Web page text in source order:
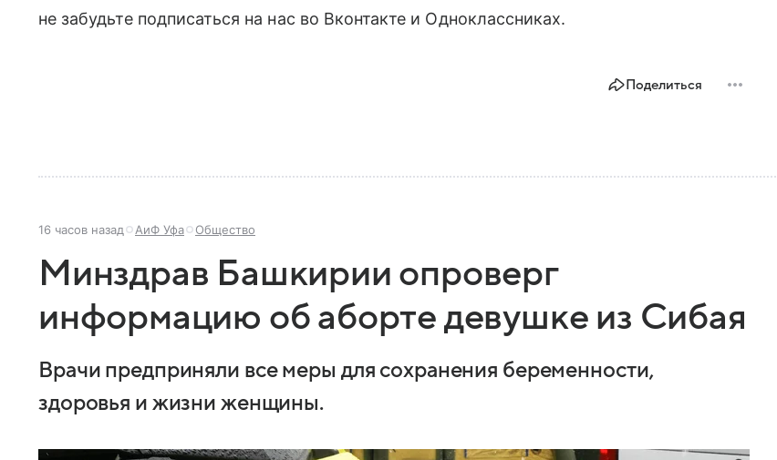
не забудьте подписаться на нас во Вконтакте и Одноклассниках.
Поделиться
16 часов назад АиФ Уфа Общество
Минздрав Башкирии опроверг
информацию об аборте девушке из Сибая
Врачи предприняли все меры для сохранения беременности,
здоровья и жизни женщины.